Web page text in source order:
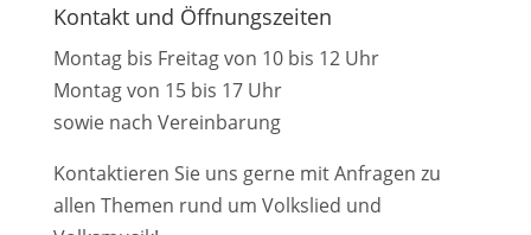
Kontakt und Öffnungszeiten
Montag bis Freitag von 10 bis 12 Uhr
Montag von 15 bis 17 Uhr
sowie nach Vereinbarung
Kontaktieren Sie uns gerne mit Anfragen zu
allen Themen rund um Volkslied und